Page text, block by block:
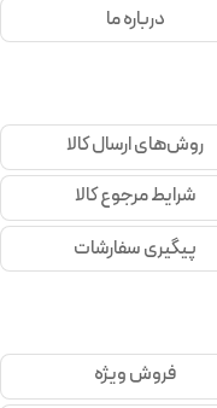
درباره ما
روش‌های ارسال کالا
شرایط مرجوع کالا
پیگیری سفارشات
فروش ویژه